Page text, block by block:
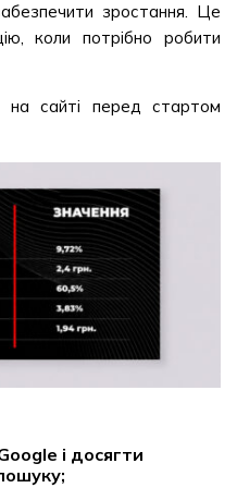
зростання. Це
коли потрібно робити
на сайті перед стартом
і досягти